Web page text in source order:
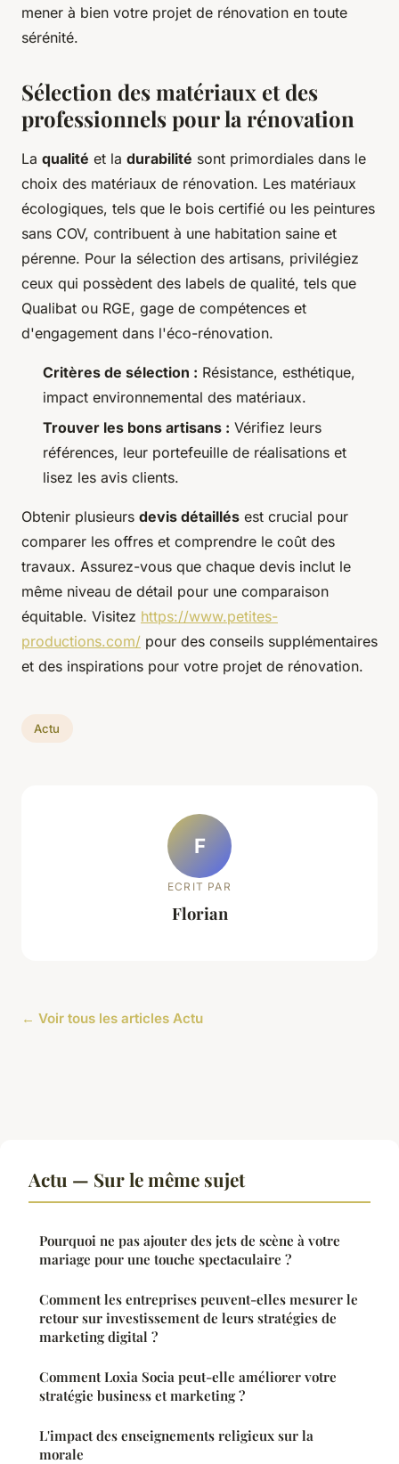
mener à bien votre projet de rénovation en toute
sérénité.
Sélection des matériaux et des
professionnels pour la rénovation
La qualité et la durabilité sont primordiales dans le
choix des matériaux de rénovation. Les matériaux
écologiques, tels que le bois certifié ou les peintures
sans COV, contribuent à une habitation saine et
pérenne. Pour la sélection des artisans, privilégiez
ceux qui possèdent des labels de qualité, tels que
Qualibat ou RGE, gage de compétences et
d'engagement dans l'éco-rénovation.
Critères de sélection : Résistance, esthétique,
impact environnemental des matériaux.
Trouver les bons artisans : Vérifiez leurs
références, leur portefeuille de réalisations et
lisez les avis clients.
Obtenir plusieurs devis détaillés est crucial pour
comparer les offres et comprendre le coût des
travaux. Assurez-vous que chaque devis inclut le
même niveau de détail pour une comparaison
équitable. Visitez https://www.petites-
productions.com/ pour des conseils supplémentaires
et des inspirations pour votre projet de rénovation.
Actu
F
ECRIT PAR
Florian
← Voir tous les articles Actu
Actu — Sur le même sujet
Pourquoi ne pas ajouter des jets de scène à votre
mariage pour une touche spectaculaire ?
Comment les entreprises peuvent-elles mesurer le
retour sur investissement de leurs stratégies de
marketing digital ?
Comment Loxia Socia peut-elle améliorer votre
stratégie business et marketing ?
L'impact des enseignements religieux sur la
morale